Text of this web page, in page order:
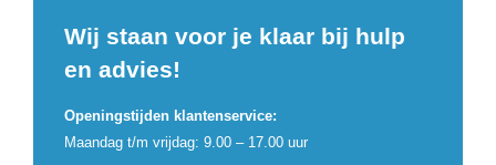
Wij staan voor je klaar bij hulp
en advies!
Openingstijden klantenservice:
Maandag t/m vrijdag: 9.00 – 17.00 uur